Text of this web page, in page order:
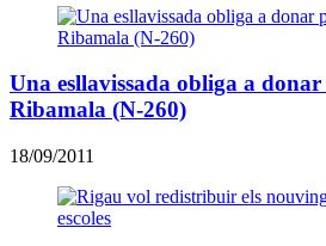
Una esllavissada obliga a
Ribamala (N-260)
18/09/2011